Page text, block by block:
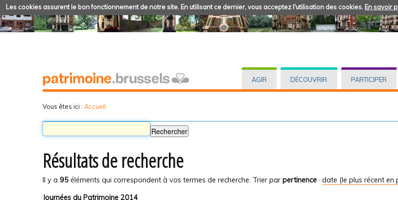
Les cookies assurent le bon fonctionnement de notre site. En utilisant ce dernier, vous acceptez l'utilisation des cookies. En savoir
AGIR DÉCOUVRIR PARTICIPER
Vous êtes ici : Accueil
Résultats de recherche
Il y a 95 éléments qui correspondent à vos termes de recherche. Trier par pertinence · date (le plus récent en
Journées du Patrimoine 2014